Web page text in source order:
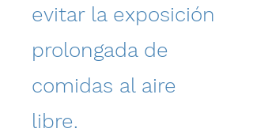
evitar la exposición
prolongada de
comidas al aire
libre.